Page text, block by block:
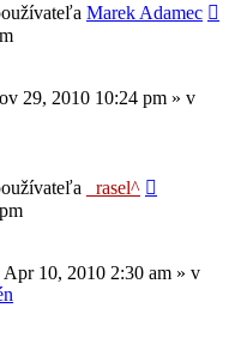
Marek Adamec
29, 2010 10:24 pm » v
_rasel^
Apr 10, 2010 2:30 am » v